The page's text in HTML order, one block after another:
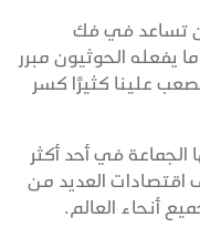
تساعد في فك
يفعله الحوثيون مبرر
علينا كثيرًا كسر
الجماعة في أحد أكثر
العديد من
أنحاء العالم.